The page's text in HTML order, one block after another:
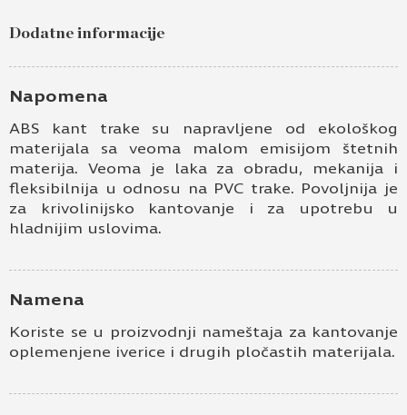
Dodatne informacije
Napomena
ABS kant trake su napravljene od ekološkog
materijala sa veoma malom emisijom štetnih
materija. Veoma je laka za obradu, mekanija i
fleksibilnija u odnosu na PVC trake. Povoljnija je
za krivolinijsko kantovanje i za upotrebu u
hladnijim uslovima.
Namena
Koriste se u proizvodnji nameštaja za kantovanje
oplemenjene iverice i drugih pločastih materijala.